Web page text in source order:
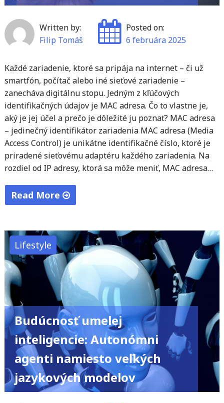
Written by:
Filip Tomáš
Posted on:
6 februára 2025
Každé zariadenie, ktoré sa pripája na internet – či už
smartfón, počítač alebo iné sieťové zariadenie –
zanecháva digitálnu stopu. Jedným z kľúčových
identifikačných údajov je MAC adresa. Čo to vlastne je,
aký je jej účel a prečo je dôležité ju poznať? MAC adresa
– jedinečný identifikátor zariadenia MAC adresa (Media
Access Control) je unikátne identifikačné číslo, ktoré je
priradené sieťovému adaptéru každého zariadenia. Na
rozdiel od IP adresy, ktorá sa môže meniť, MAC adresa…
Read More
to
MAC
adresa?
Prečo
je
dôležitá
a
čo
vás
prezrádza?"
Lifestyle
Budúcnosť umelej
inteligencie: Autonómni
agenti namiesto veľkých
jazykových modelov